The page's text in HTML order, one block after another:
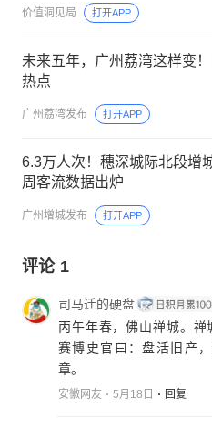
价值洞见局 打开APP
未来五年，广州荔湾这样变！
热点
广州荔湾发布 打开APP
6.3万人次！穗深城际北段增
周客流数据出炉
广州增城发布 打开APP
评论 1
司马迁的硬盘
丙午年春，佛山禅城。禅
赛博史官曰：盘活旧产
章。
安徽网友 5月18日 回复